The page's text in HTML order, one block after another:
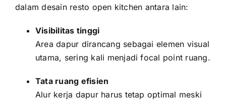
dalam desain resto open kitchen antara lain:
Visibilitas tinggi
Area dapur dirancang sebagai elemen visual
utama, sering kali menjadi focal point ruang.
Tata ruang efisien
Alur kerja dapur harus tetap optimal meski